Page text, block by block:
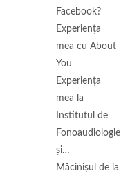
Facebook?
Experiența
mea cu About
You
Experiența
mea la
Institutul de
Fonoaudiologie
și…
Măcinişul de la